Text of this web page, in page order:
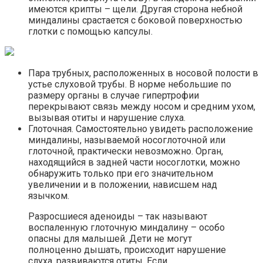
имеются крипты – щели. Другая сторона небной
миндалины срастается с боковой поверхностью
глотки с помощью капсулы.
Пара трубных, расположенных в носовой полости в
устье слуховой трубы. В норме небольшие по
размеру органы в случае гипертрофии
перекрывают связь между носом и средним ухом,
вызывая отиты и нарушение слуха.
Глоточная. Самостоятельно увидеть расположение
миндалины, называемой носоглоточной или
глоточной, практически невозможно. Орган,
находящийся в задней части носоглотки, можно
обнаружить только при его значительном
увеличении и в положении, нависшем над
язычком.
Разросшиеся аденоиды – так называют
воспаленную глоточную миндалину – особо
опасны для малышей. Дети не могут
полноценно дышать, происходит нарушение
слуха, развиваются отиты. Если